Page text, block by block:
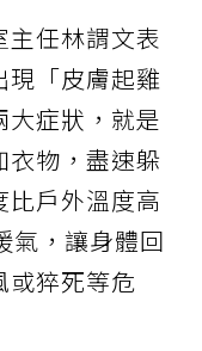
主任林謂文表
現「皮膚起雞
大症狀，就是
衣物，盡速躲
比戶外溫度高
氣，讓身體回
或猝死等危